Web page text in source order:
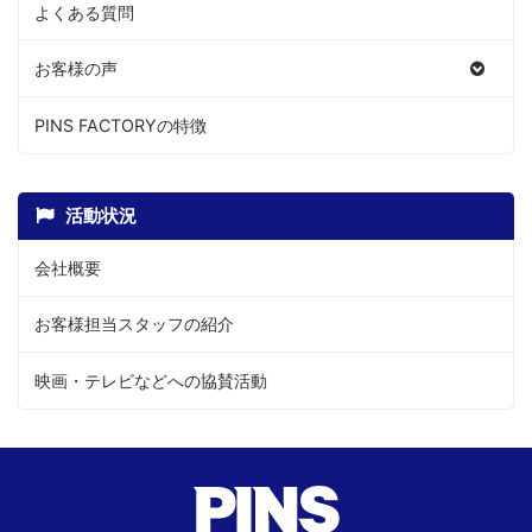
よくある質問
お客様の声
PINS FACTORYの特徴
活動状況
会社概要
お客様担当スタッフの紹介
映画・テレビなどへの協賛活動